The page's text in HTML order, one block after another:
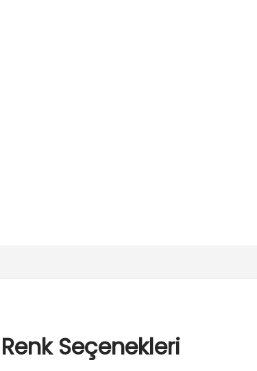
Seçenekleri